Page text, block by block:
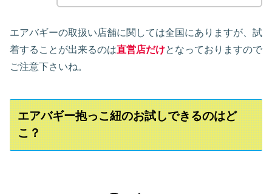
エアバギーの取扱い店舗に関しては全国にありますが、試
着することが出来るのは直営店だけとなっておりますので
ご注意下さいね。
エアバギー抱っこ紐のお試しできるのはど
こ？